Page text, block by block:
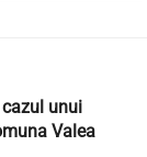
unui
Valea